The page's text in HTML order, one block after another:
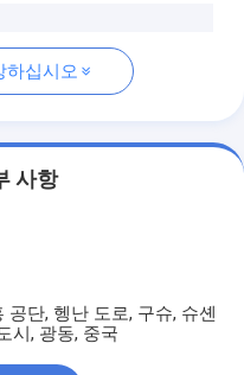
하십시오
사항
공단, 헹난 도로, 구슈, 슈셴
시, 광동, 중국